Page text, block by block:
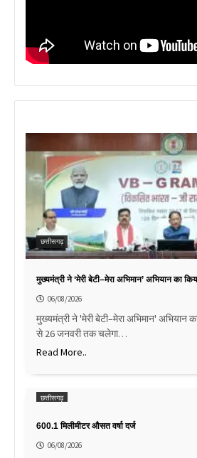
छत्तीसगढ़
मुख्यमंत्री ने ‘मेरी बेटी–मेरा अभिमान’ अभियान का
06/08/2026
मुख्यमंत्री ने 'मेरी बेटी–मेरा अभिमान' अभियान
से 26 जनवरी तक चलेगा…
Read More..
छत्तीसगढ़
600.1 मिलीमीटर औसत वर्षा दर्ज
06/08/2026